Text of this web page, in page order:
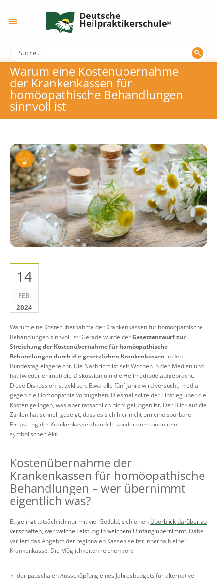
Deutsche
Heilpraktikerschule
Warum eine Kostenübernahme
der Krankenkassen für
homöopathische Behandlungen
sinnvoll ist
14
FEB.
2024
Warum eine Kostenübernahme der Krankenkassen für homöopathische
Behandlungen sinnvoll ist: Gerade wurde derGesetzentwurf zur
Streichung der Kostenübernahme für homöopathische
Behandlungen durch die gesetzlichen Krankenkassen in den
Bundestag eingereicht. Die Nachricht ist seit Wochen in den Medien und
hat (wieder einmal) die Diskussion um die Heilmethode aufgebracht.
Diese Diskussion ist zyklisch. Etwa alle fünf Jahre wird versucht, medial
gegen die Homöopathie vorzugehen. Diesmal sollte der Einstieg über die
Kosten gelingen, was aber tatsächlich nicht gelungen ist. Der Blick auf die
Zahlen hat schnell gezeigt, dass es sich hier nicht um eine spürbare
Entlastung der Krankenkassen handelt, sondern um einen rein
symbolischen Akt.
Kostenübernahme der
Krankenkassen für homöopathische
Behandlungen – wer übernimmt
eigentlich was?
Es gelingt tatsächlich nur mit viel Geduld, sich einen Überblick darüber zu
verschaffen, wer welche Leistung in welchem Umfang übernimmt. Dabei
variiert das Angebot der regionalen Kassen selbst innerhalb einer
Krankenkasse. Die Möglichkeiten reichen von:
der pauschalen Ausschöpfung eines Jahresbudgets für alternative